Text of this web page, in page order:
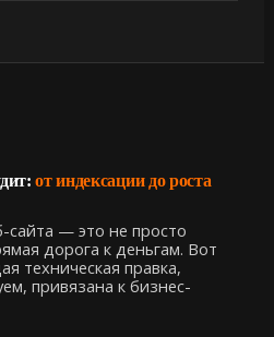
от индексации до роста
сайта — это не просто
дорога к деньгам. Вот
техническая правка,
привязана к бизнес-